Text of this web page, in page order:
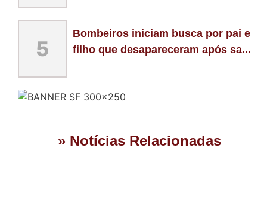
5
Bombeiros iniciam busca por pai e
filho que desapareceram após sa...
» Notícias Relacionadas